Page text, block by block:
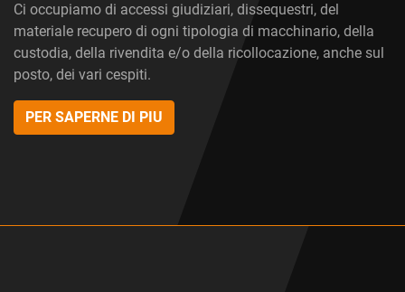
Ci occupiamo di accessi giudiziari, dissequestri, del
materiale recupero di ogni tipologia di macchinario, della
custodia, della rivendita e/o della ricollocazione, anche sul
posto, dei vari cespiti.
PER SAPERNE DI PIU